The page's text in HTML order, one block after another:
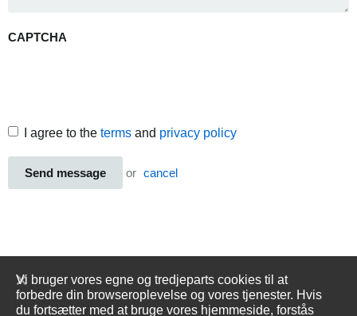
CAPTCHA
I agree to the terms and privacy policy
Send message or cancel
Vi bruger vores egne og tredjeparts cookies til at
forbedre din browseroplevelse og vores tjenester. Hvis
du fortsætter med at bruge vores hjemmeside, forstås